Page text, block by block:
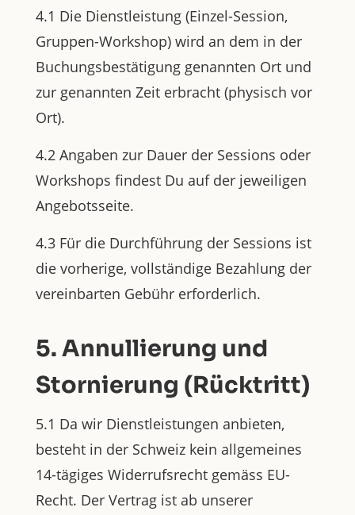
4.1 Die Dienstleistung (Einzel-Session,
Gruppen-Workshop) wird an dem in der
Buchungsbestätigung genannten Ort und
zur genannten Zeit erbracht (physisch vor
Ort).
4.2 Angaben zur Dauer der Sessions oder
Workshops findest Du auf der jeweiligen
Angebotsseite.
4.3 Für die Durchführung der Sessions ist
die vorherige, vollständige Bezahlung der
vereinbarten Gebühr erforderlich.
5. Annullierung und
Stornierung (Rücktritt)
5.1 Da wir Dienstleistungen anbieten,
besteht in der Schweiz kein allgemeines
14-tägiges Widerrufsrecht gemäss EU-
Recht. Der Vertrag ist ab unserer